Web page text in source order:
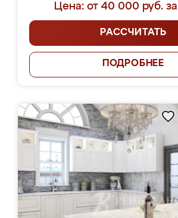
Цена: от 40 000 руб.
РАССЧИТАТЬ
ПОДРОБНЕЕ